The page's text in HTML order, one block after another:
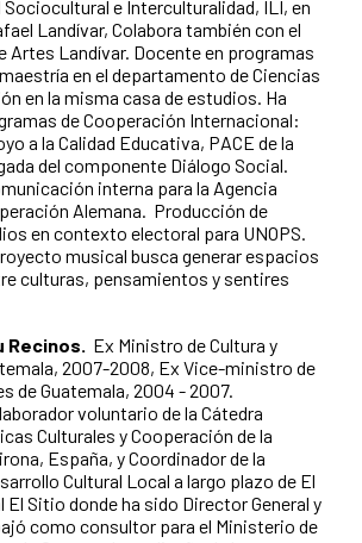
e Interculturalidad, ILI, en
Landívar, Colabora también con el
Artes Landívar. Docente en programas
en el departamento de Ciencias
en la misma casa de estudios. Ha
de Cooperación Internacional:
a la Calidad Educativa, PACE de la
del componente Diálogo Social.
interna para la Agencia
Alemana. Producción de
en contexto electoral para UNOPS.
musical busca generar espacios
culturas, pensamientos y sentires
Recinos. Ex Ministro de Cultura y
2007-2008, Ex Vice-ministro de
de Guatemala, 2004 - 2007.
voluntario de la Cátedra
Culturales y Cooperación de la
España, y Coordinador de la
Cultural Local a largo plazo de El
El Sitio donde ha sido Director General y
como consultor para el Ministerio de